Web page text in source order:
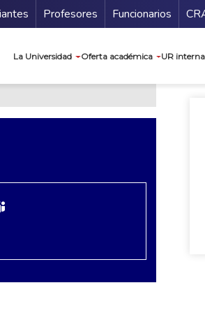
Profesores Funcionarios
La Universidad Oferta académica UR